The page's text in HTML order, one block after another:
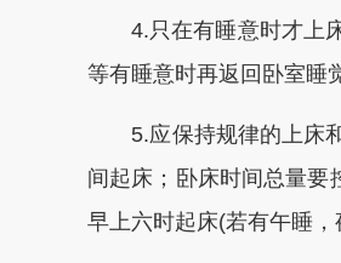
4.只在有睡意时才上床
等有睡意时再返回卧室睡
5.应保持规律的上床和
间起床；卧床时间总量要
早上六时起床(若有午睡，